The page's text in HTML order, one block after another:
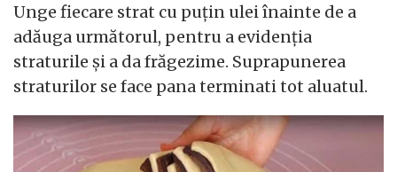
Unge fiecare strat cu puțin ulei înainte de a
adăuga următorul, pentru a evidenția
straturile și a da frăgezime. Suprapunerea
straturilor se face pana terminati tot aluatul.